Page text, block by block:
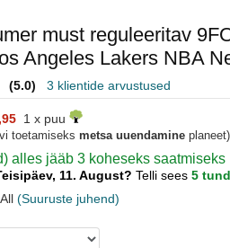
must reguleeritav
Angeles Lakers NBA
(5.0) 3 klientide arvustused
1 x puu
toetamiseks metsa uuendamine planeet)
alles jääb 3 koheseks saatmiseks
11. August? Telli sees 5
(Suuruste juhend)